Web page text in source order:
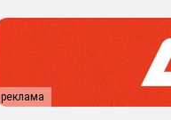
реклама